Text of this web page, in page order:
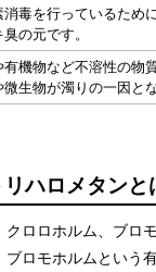
消毒を行っているため
の元です。
有機物など不溶性の物
生物が濁りの一因とな
ハロメタンと
クロロホルム、ブロ
ブロモホルムという